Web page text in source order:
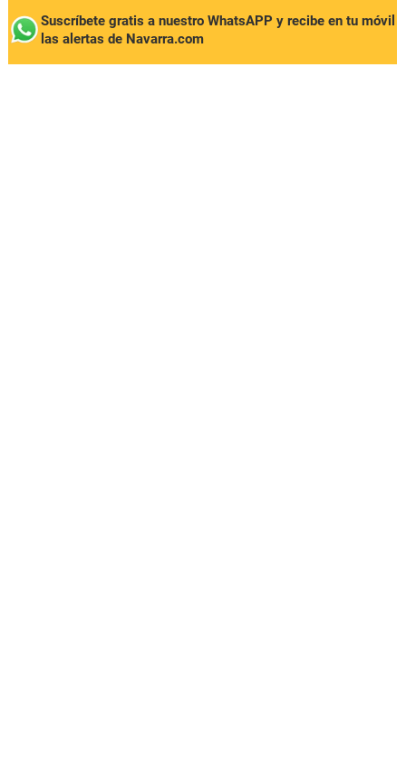
Suscríbete gratis a nuestro WhatsAPP y recibe en tu móvil
las alertas de Navarra.com